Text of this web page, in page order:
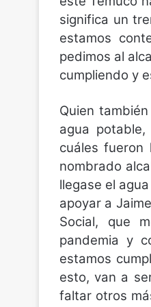
significa un
estamos
pedimos al
cumpliendo y
Quien
agua
cuáles fueron
nombrado
llegase el
apoyar a
Social, que
pandemia y
estamos
esto, van a
faltar otros